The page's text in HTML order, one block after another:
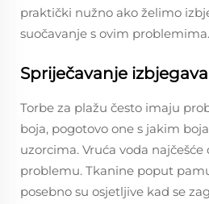
praktički nužno ako želimo
suočavanje s ovim problemima.
Spriječavanje
Torbe za plažu često imaju
boja, pogotovo one s jakim
uzorcima. Vruća voda
problemu. Tkanine poput
posebno su osjetljive kad se